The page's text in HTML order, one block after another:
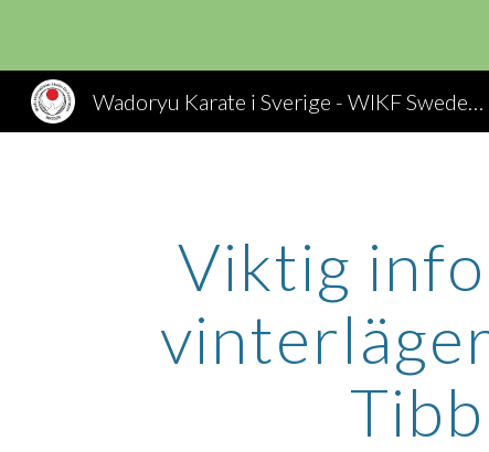
Wadoryu Karate i Sverige - WIKF Sweden, Wado Ryu Karate
Viktig